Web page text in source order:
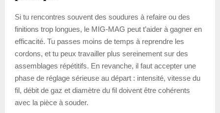
Si tu rencontres souvent des soudures à refaire ou des
finitions trop longues, le MIG-MAG peut t’aider à gagner en
efficacité. Tu passes moins de temps à reprendre les
cordons, et tu peux travailler plus sereinement sur des
assemblages répétitifs. En revanche, il faut accepter une
phase de réglage sérieuse au départ : intensité, vitesse du
fil, débit de gaz et diamètre du fil doivent être cohérents
avec la pièce à souder.